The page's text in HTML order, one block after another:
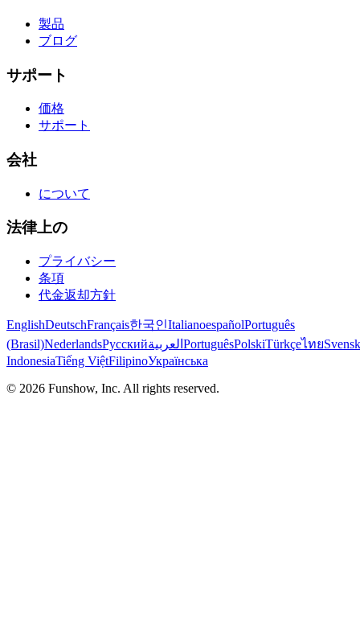
製品
ブログ
サポート
価格
サポート
会社
について
法律上の
プライバシー
条項
代金返却方針
EnglishDeutschFrançais한국인ItalianoespañolPortuguês
(Brasil)NederlandsРусскийالعربية PortuguêsPolskiTürkçeไทย
IndonesiaTiếng ViệtFilipinoУкраїнська
© 2026 Funshow, Inc. All rights reserved.